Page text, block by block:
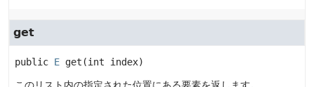
get
public E get (int index)